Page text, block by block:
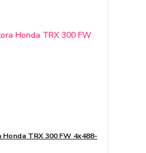
TRX 300 FW 4x488-